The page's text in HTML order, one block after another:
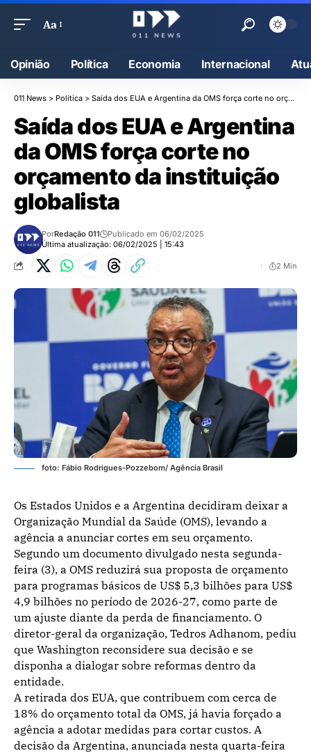
Aa
Opinião Política Economia Internacional
011 News > Política > Saída dos EUA e Argentina da OMS força corte no orçamento da instituição globalista
Saída dos EUA e Argentina
da OMS força corte no
orçamento da instituição
globalista
Última atualização: 06/02/2025 | 15:43
PorRedação 011 Publicado em 06/02/2025
2 Min
foto: Fábio Rodrigues-Pozzebom/ Agência Brasil
Os Estados Unidos e a Argentina decidiram deixar a
Organização Mundial da Saúde (OMS), levando a
agência a anunciar cortes em seu orçamento.
Segundo um documento divulgado nesta segunda-
feira (3), a OMS reduzirá sua proposta de orçamento
para programas básicos de US$ 5,3 bilhões para US$
4,9 bilhões no período de 2026-27, como parte de
um ajuste diante da perda de financiamento. O
diretor-geral da organização, Tedros Adhanom, pediu
que Washington reconsidere sua decisão e se
disponha a dialogar sobre reformas dentro da
entidade.
A retirada dos EUA, que contribuem com cerca de
18% do orçamento total da OMS, já havia forçado a
agência a adotar medidas para cortar custos. A
decisão da Argentina, anunciada nesta quarta-feira